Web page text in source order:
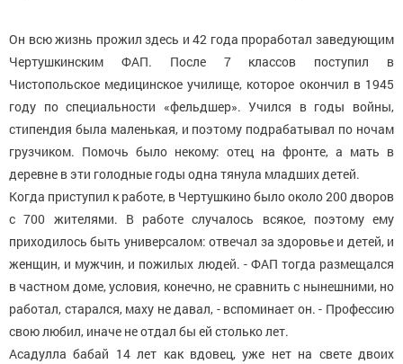
Он всю жизнь прожил здесь и 42 года проработал заведующим
Чертушкинским ФАП. После 7 классов поступил в
Чистопольское медицинское училище, которое окончил в 1945
году по специальности «фельдшер». Учился в годы войны,
стипендия была маленькая, и поэтому подрабатывал по ночам
грузчиком. Помочь было некому: отец на фронте, а мать в
деревне в эти голодные годы одна тянула младших детей.
Когда приступил к работе, в Чертушкино было около 200 дворов
с 700 жителями. В работе случалось всякое, поэтому ему
приходилось быть универсалом: отвечал за здоровье и детей, и
женщин, и мужчин, и пожилых людей. - ФАП тогда размещался
в частном доме, условия, конечно, не сравнить с нынешними, но
работал, старался, маху не давал, - вспоминает он. - Профессию
свою любил, иначе не отдал бы ей столько лет.
Асадулла бабай 14 лет как вдовец, уже нет на свете двоих